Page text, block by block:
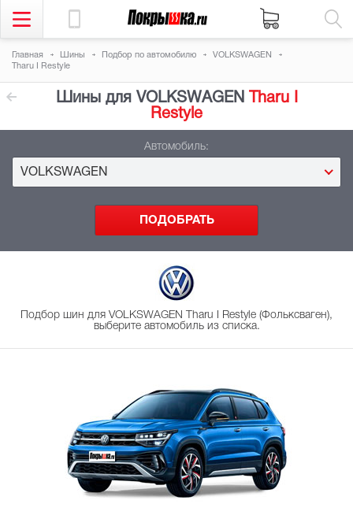
Главная Шины Подбор по автомобилю
VOLKSWAGEN
Tharu I Restyle
Шины для VOLKSWAGEN
Tharu I
Restyle
Автомобиль:
VOLKSWAGEN
Подбор шин для VOLKSWAGEN Tharu I Restyle (Фольксваген),
выберите автомобиль из списка.